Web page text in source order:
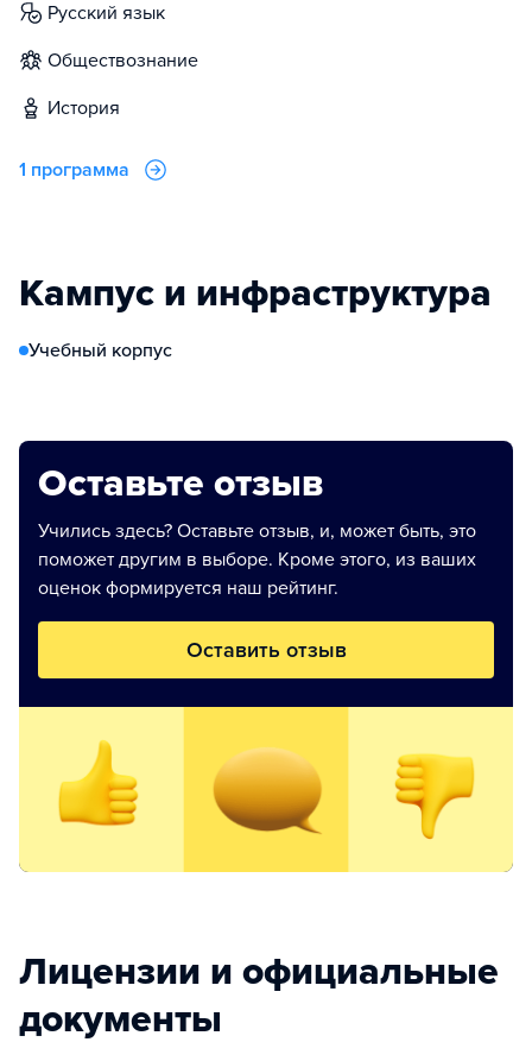
русский язык
обществознание
история
1 программа
Кампус и инфраструктура
Учебный корпус
Оставьте отзыв
Учились здесь? Оставьте отзыв, и, может быть, это
поможет другим в выборе. Кроме этого, из ваших
оценок формируется наш рейтинг.
Оставить отзыв
Лицензии и официальные
документы